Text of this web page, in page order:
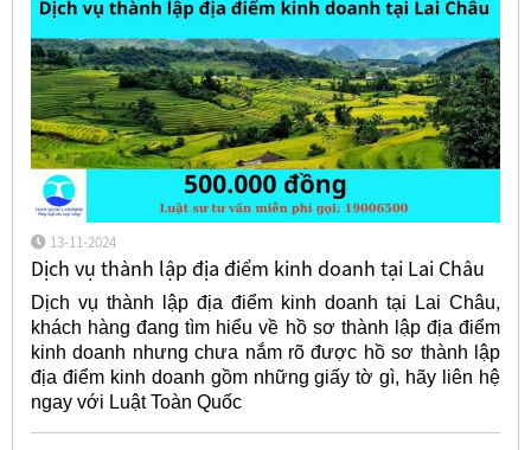
13-11-2024
Dịch vụ thành lập địa điểm kinh doanh tại Lai Châu
Dịch vụ thành lập địa điểm kinh doanh tại Lai Châu,
khách hàng đang tìm hiểu về hồ sơ thành lập địa điểm
kinh doanh nhưng chưa nắm rõ được hồ sơ thành lập
địa điểm kinh doanh gồm những giấy tờ gì, hãy liên hệ
ngay với Luật Toàn Quốc